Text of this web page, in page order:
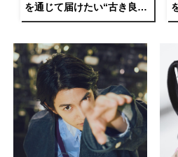
を通じて届けたい“古き良き
未来”――時代の変化に捉わ